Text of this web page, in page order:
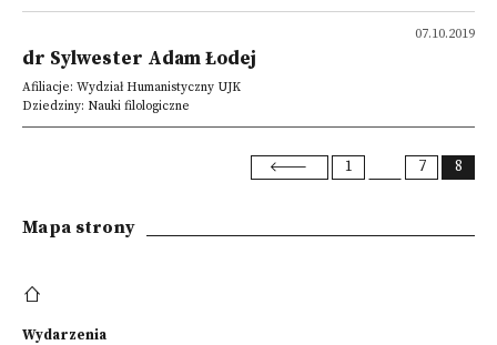
07.10.2019
dr Sylwester Adam Łodej
Afiliacje: Wydział Humanistyczny UJK
Dziedziny: Nauki filologiczne
1 7 8
Mapa strony
Wydarzenia